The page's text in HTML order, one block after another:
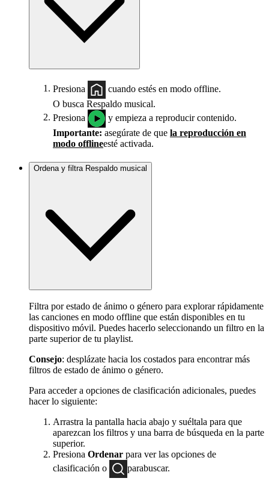
Presiona
cuando estés en modo offline.
O busca Respaldo musical.
Presiona
y empieza a reproducir contenido.
Importante: asegúrate de que la reproducción en
modo offlineesté activada.
Ordena y filtra Respaldo musical
Filtra por estado de ánimo o género para explorar rápidamente
las canciones en modo offline que están disponibles en tu
dispositivo móvil. Puedes hacerlo seleccionando un filtro en la
parte superior de tu playlist.
Consejo: desplázate hacia los costados para encontrar más
filtros de estado de ánimo o género.
Para acceder a opciones de clasificación adicionales, puedes
hacer lo siguiente:
Arrastra la pantalla hacia abajo y suéltala para que
aparezcan los filtros y una barra de búsqueda en la parte
superior.
Presiona Ordenar para ver las opciones de
clasificación o
parabuscar.